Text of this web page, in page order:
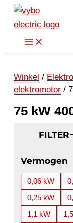
Ga
naar
Winkel /
elektromotor /
75 kW
FILTER
Vermogen
0,06 kW
0,25 kW
1,1 kW